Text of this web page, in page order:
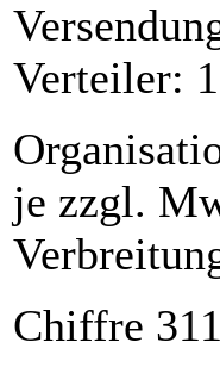
Verteiler:
je zzgl.
Chiffre